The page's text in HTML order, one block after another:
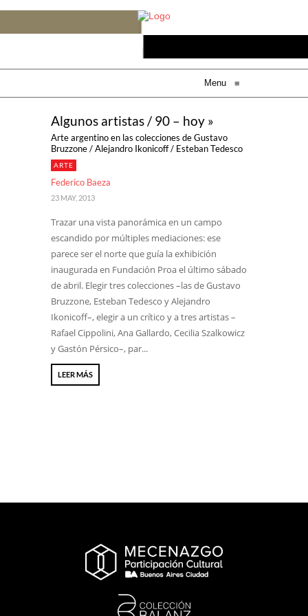
Menu ≡
Algunos artistas / 90 – hoy »
Arte argentino en las colecciones de Gustavo
Bruzzone / Alejandro Ikonicoff / Esteban Tedesco
ARTE
Federico Baeza
23 MAY, 2013
Trazar una vista panorámica en un campo
escandido por múltiples mediaciones: ese
parece ser el norte que guía la exhibición
inaugurada en Fundación Proa el último sábado
de abril. Elegir tres colecciones –las de Gustavo
Bruzzone, Esteban Tedesco y Alejandro
Ikonicoff–, elegir a un crítico y a tres artistas –
Rafael Cippolini, Ana Gallardo, Cecilia Szalkowicz
y Gastón Pérsico–, par...
LEER MÁS